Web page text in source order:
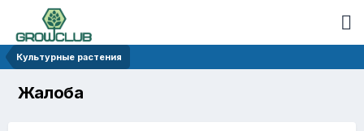
Культурные растения
Жалоба